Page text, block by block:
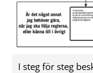
I steg för steg